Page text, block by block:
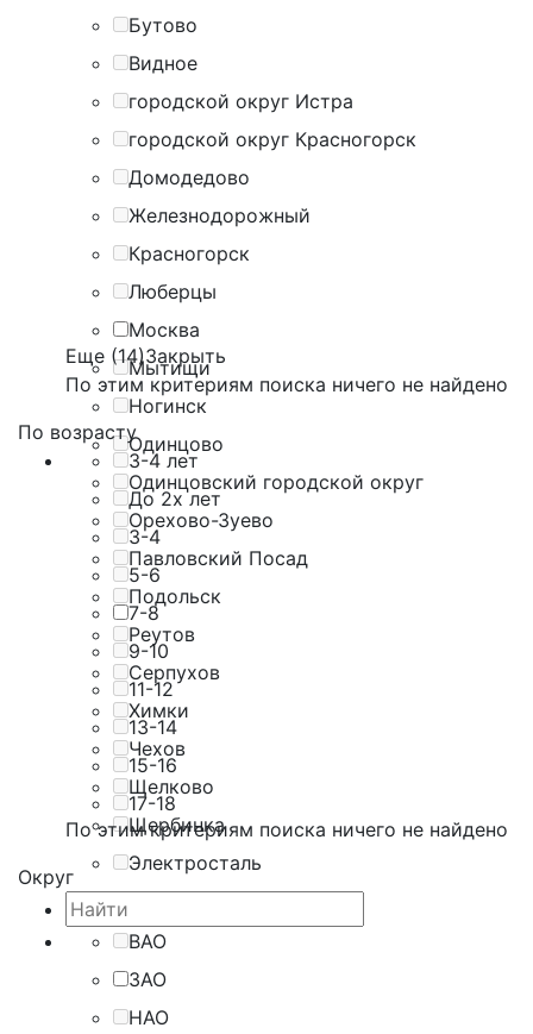
Бутово
Видное
городской округ Истра
городской округ Красногорск
Домодедово
Железнодорожный
Красногорск
Люберцы
Москва
Мытищи
Ногинск
Одинцово
Одинцовский городской округ
Орехово-Зуево
Павловский Посад
Подольск
Реутов
Серпухов
Химки
Чехов
Щелково
Щербинка
Электросталь
Еще (14)Закрыть
По этим критериям поиска ничего не найдено
По возрасту
3-4 лет
До 2х лет
3-4
5-6
7-8
9-10
11-12
13-14
15-16
17-18
По этим критериям поиска ничего не найдено
Округ
ВАО
ЗАО
НАО